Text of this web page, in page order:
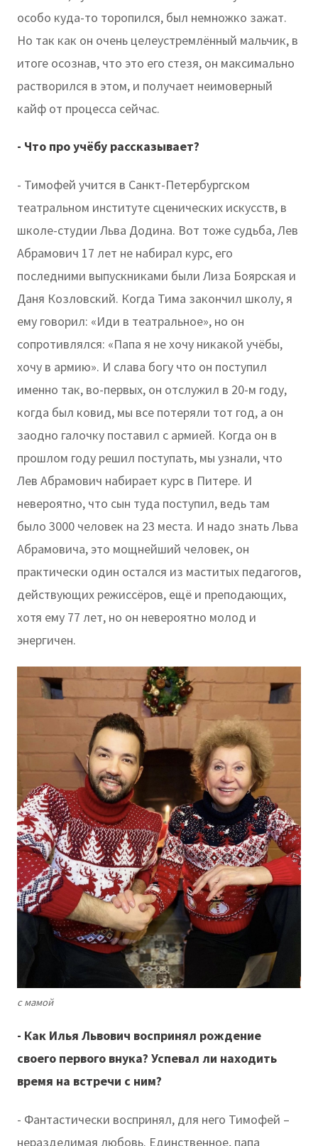
особо куда-то торопился, был немножко зажат.
Но так как он очень целеустремлённый мальчик, в
итоге осознав, что это его стезя, он максимально
растворился в этом, и получает неимоверный
кайф от процесса сейчас.
- Что про учёбу рассказывает?
- Тимофей учится в Санкт-Петербургском
театральном институте сценических искусств, в
школе-студии Льва Додина. Вот тоже судьба, Лев
Абрамович 17 лет не набирал курс, его
последними выпускниками были Лиза Боярская и
Даня Козловский. Когда Тима закончил школу, я
ему говорил: «Иди в театральное», но он
сопротивлялся: «Папа я не хочу никакой учёбы,
хочу в армию». И слава богу что он поступил
именно так, во-первых, он отслужил в 20-м году,
когда был ковид, мы все потеряли тот год, а он
заодно галочку поставил с армией. Когда он в
прошлом году решил поступать, мы узнали, что
Лев Абрамович набирает курс в Питере. И
невероятно, что сын туда поступил, ведь там
было 3000 человек на 23 места. И надо знать Льва
Абрамовича, это мощнейший человек, он
практически один остался из маститых педагогов,
действующих режиссёров, ещё и преподающих,
хотя ему 77 лет, но он невероятно молод и
энергичен.
с мамой
- Как Илья Львович воспринял рождение
своего первого внука? Успевал ли находить
время на встречи с ним?
- Фантастически воспринял, для него Тимофей –
неразделимая любовь. Единственное, папа